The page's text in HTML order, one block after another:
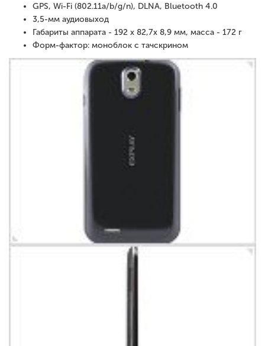
GPS, Wi-Fi (802.11a/b/g/n), DLNA, Bluetooth 4.0
3,5-мм аудиовыход
Габариты аппарата - 192 x 82,7x 8,9 мм, масса - 172 г
Форм-фактор: моноблок с тачскрином